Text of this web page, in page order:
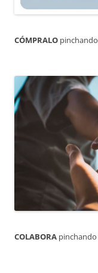
CÓMPRALO pinchando
COLABORA pinchando